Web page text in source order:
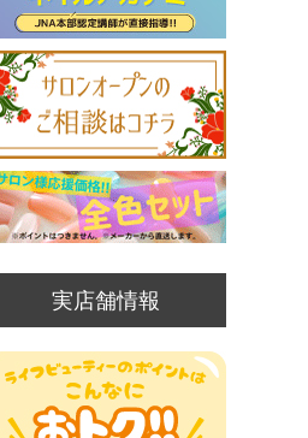
実店舗情報